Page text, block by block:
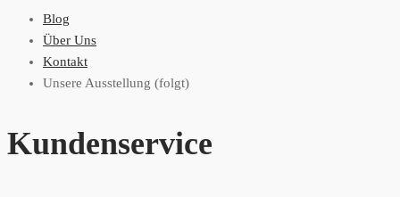
Blog
Über Uns
Kontakt
Unsere Ausstellung (folgt)
Kundenservice